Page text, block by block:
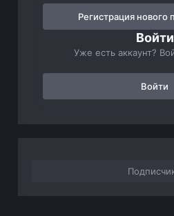
Регистрация нового
Войти
Уже есть аккаунт?
Войти